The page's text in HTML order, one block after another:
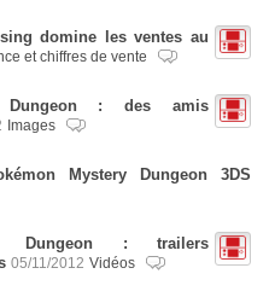
domine les ventes au
et chiffres de vente
Dungeon : des amis
Images
Mystery Dungeon 3DS
Dungeon : trailers
05/11/2012 Vidéos